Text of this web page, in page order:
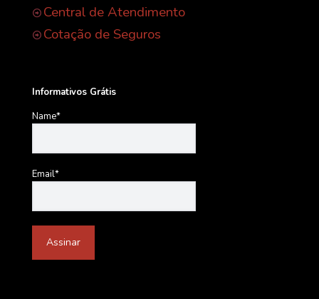
Central de Atendimento
Cotação de Seguros
Informativos Grátis
Name*
Email*